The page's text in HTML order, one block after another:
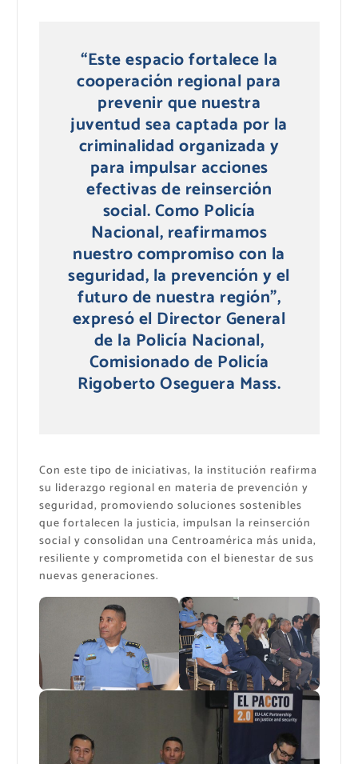
“Este espacio fortalece la
cooperación regional para
prevenir que nuestra
juventud sea captada por la
criminalidad organizada y
para impulsar acciones
efectivas de reinserción
social. Como Policía
Nacional, reafirmamos
nuestro compromiso con la
seguridad, la prevención y el
futuro de nuestra región”,
expresó el Director General
de la Policía Nacional,
Comisionado de Policía
Rigoberto Oseguera Mass.
Con este tipo de iniciativas, la institución reafirma
su liderazgo regional en materia de prevención y
seguridad, promoviendo soluciones sostenibles
que fortalecen la justicia, impulsan la reinserción
social y consolidan una Centroamérica más unida,
resiliente y comprometida con el bienestar de sus
nuevas generaciones.